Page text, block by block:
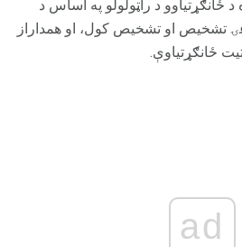
ځانګړتیاوو د راټولولو په اساس د
او تشخیص کول، او همداراز
ځانګړتیاوې.
ad